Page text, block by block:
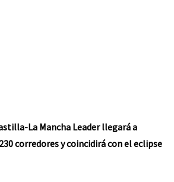
La Mancha Leader llegará a
corredores y coincidirá con el eclipse